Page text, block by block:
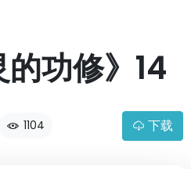
功修》14
1104 下载